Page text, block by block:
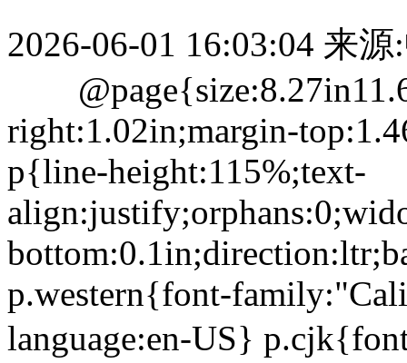
2026-06-01 16:03:04 来源
right:1.02in;margin-
p{line-height:115%;text-
p.western{font-
language:en-US}